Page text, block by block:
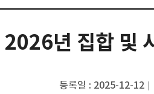
2026년 집합 및
등록일 : 2025-12-12